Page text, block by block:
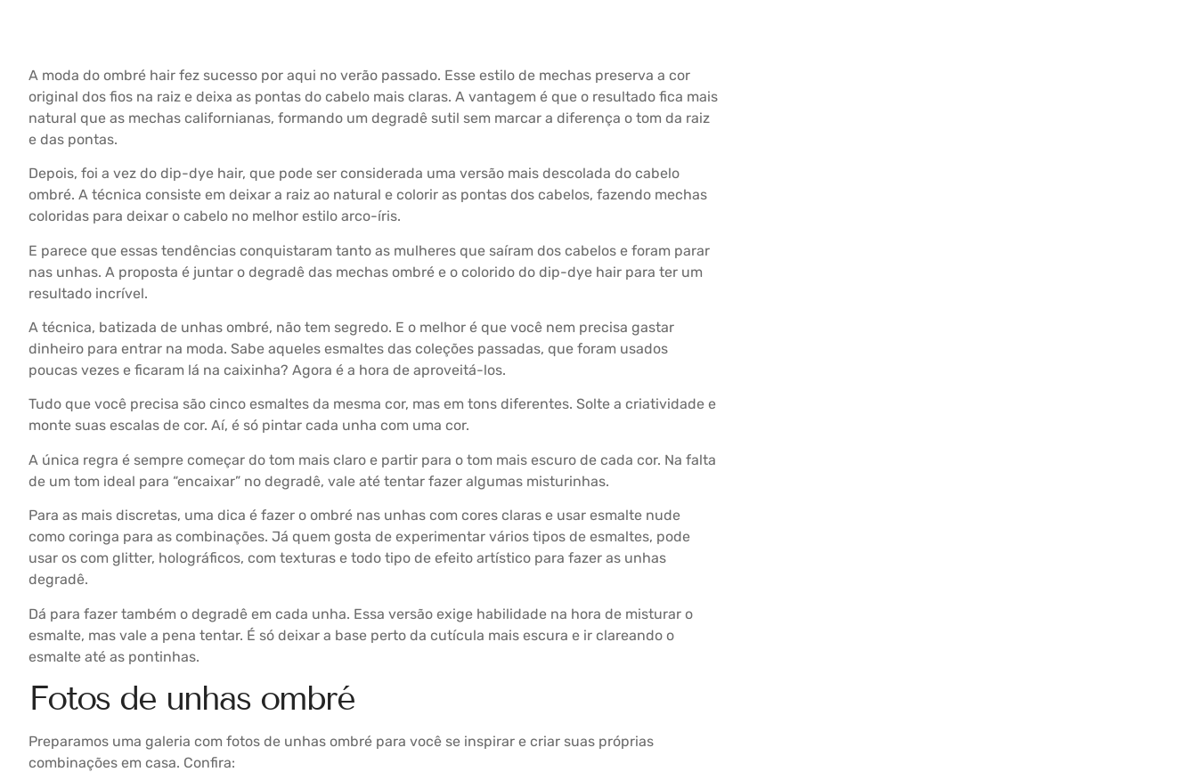
A moda do ombré hair fez sucesso por aqui no verão passado. Esse estilo de mechas preserva a cor
original dos fios na raiz e deixa as pontas do cabelo mais claras. A vantagem é que o resultado fica mais
natural que as mechas californianas, formando um degradê sutil sem marcar a diferença o tom da raiz
e das pontas.
Depois, foi a vez do dip-dye hair, que pode ser considerada uma versão mais descolada do cabelo
ombré. A técnica consiste em deixar a raiz ao natural e colorir as pontas dos cabelos, fazendo mechas
coloridas para deixar o cabelo no melhor estilo arco-íris.
E parece que essas tendências conquistaram tanto as mulheres que saíram dos cabelos e foram parar
nas unhas. A proposta é juntar o degradê das mechas ombré e o colorido do dip-dye hair para ter um
resultado incrível.
A técnica, batizada de unhas ombré, não tem segredo. E o melhor é que você nem precisa gastar
dinheiro para entrar na moda. Sabe aqueles esmaltes das coleções passadas, que foram usados
poucas vezes e ficaram lá na caixinha? Agora é a hora de aproveitá-los.
Tudo que você precisa são cinco esmaltes da mesma cor, mas em tons diferentes. Solte a criatividade e
monte suas escalas de cor. Aí, é só pintar cada unha com uma cor.
A única regra é sempre começar do tom mais claro e partir para o tom mais escuro de cada cor. Na falta
de um tom ideal para “encaixar” no degradê, vale até tentar fazer algumas misturinhas.
Para as mais discretas, uma dica é fazer o ombré nas unhas com cores claras e usar esmalte nude
como coringa para as combinações. Já quem gosta de experimentar vários tipos de esmaltes, pode
usar os com glitter, holográficos, com texturas e todo tipo de efeito artístico para fazer as unhas
degradê.
Dá para fazer também o degradê em cada unha. Essa versão exige habilidade na hora de misturar o
esmalte, mas vale a pena tentar. É só deixar a base perto da cutícula mais escura e ir clareando o
esmalte até as pontinhas.
Fotos de unhas ombré
Preparamos uma galeria com fotos de unhas ombré para você se inspirar e criar suas próprias
combinações em casa. Confira: